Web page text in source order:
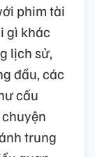
phim tài
gì khác
lịch sử,
đầu, các
cấu
trung